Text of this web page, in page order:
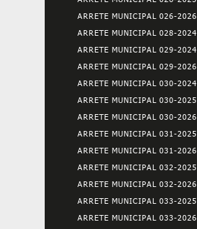
ARRETE MUNICIPAL 026-2026
ARRETE MUNICIPAL 028-2024
ARRETE MUNICIPAL 029-2024
ARRETE MUNICIPAL 029-2026
ARRETE MUNICIPAL 030-2024
ARRETE MUNICIPAL 030-2025
ARRETE MUNICIPAL 030-2026
ARRETE MUNICIPAL 031-2025
ARRETE MUNICIPAL 031-2026
ARRETE MUNICIPAL 032-2025
ARRETE MUNICIPAL 032-2026
ARRETE MUNICIPAL 033-2025
ARRETE MUNICIPAL 033-2026